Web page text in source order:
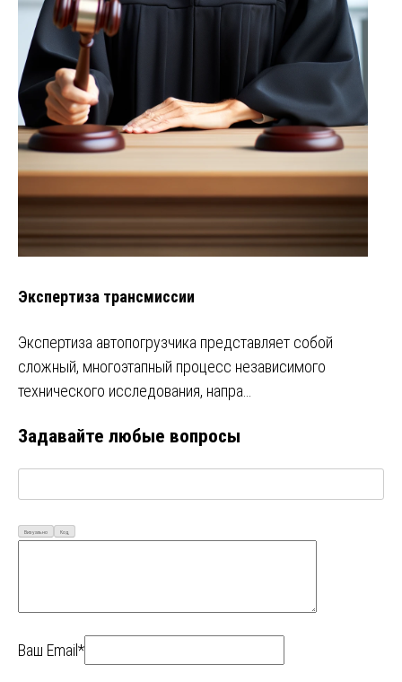
Экспертиза трансмиссии
Экспертиза автопогрузчика представляет собой
сложный, многоэтапный процесс независимого
технического исследования, напра…
Задавайте любые вопросы
Визуально Код
Ваш Email*